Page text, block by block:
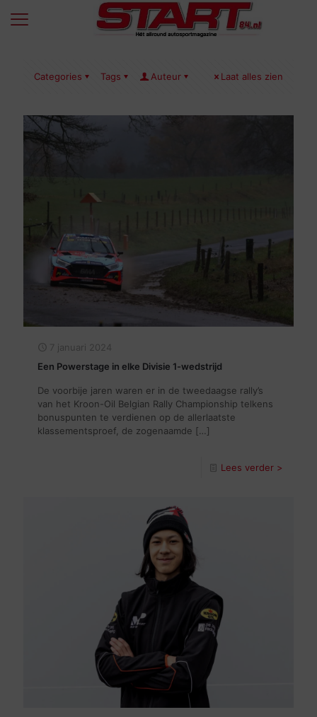
Categories Tags Auteur Laat alles zien
7 januari 2024
Een Powerstage in elke Divisie 1-wedstrijd
De voorbije jaren waren er in de tweedaagse rally’s
van het Kroon-Oil Belgian Rally Championship telkens
bonuspunten te verdienen op de allerlaatste
klassementsproef, de zogenaamde […]
Lees verder >